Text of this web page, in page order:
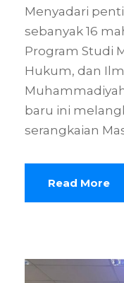
Menyadari
sebanyak 16
Program Studi
Hukum, dan
baru ini
serangkaian
Read More